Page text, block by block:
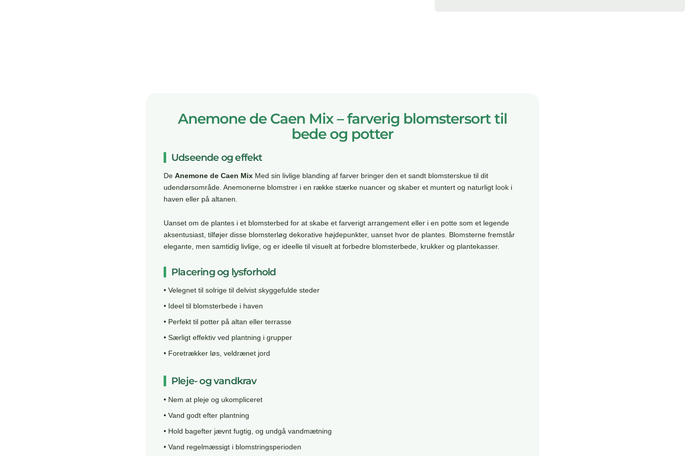
Anemone de Caen Mix – farverig blomstersort til
bede og potter
Udseende og effekt
De Anemone de Caen MixMed sin livlige blanding af farver bringer den et sandt blomsterskue til dit
udendørsområde. Anemonerne blomstrer i en række stærke nuancer og skaber et muntert og naturligt look i
haven eller på altanen.
Uanset om de plantes i et blomsterbed for at skabe et farverigt arrangement eller i en potte som et legende
aksentusiast, tilføjer disse blomsterløg dekorative højdepunkter, uanset hvor de plantes. Blomsterne fremstår
elegante, men samtidig livlige, og er ideelle til visuelt at forbedre blomsterbede, krukker og plantekasser.
Placering og lysforhold
• Velegnet til solrige til delvist skyggefulde steder
• Ideel til blomsterbede i haven
• Perfekt til potter på altan eller terrasse
• Særligt effektiv ved plantning i grupper
• Foretrækker løs, veldrænet jord
Pleje- og vandkrav
• Nem at pleje og ukompliceret
• Vand godt efter plantning
• Hold bagefter jævnt fugtig, og undgå vandmætning
• Vand regelmæssigt i blomstringsperioden